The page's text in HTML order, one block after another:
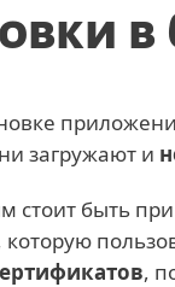
загружают и
быть при
,